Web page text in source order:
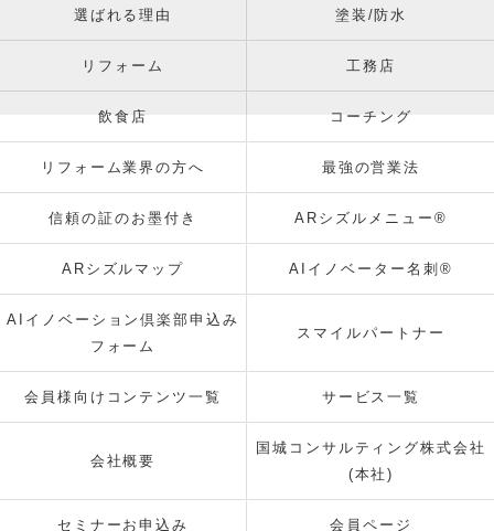
選ばれる理由 塗装/防水
リフォーム 工務店
飲食店 コーチング
リフォーム業界の方へ 最強の営業法
信頼の証のお墨付き ARシズルメニュー®
ARシズルマップ AIイノベーター名刺®
AIイノベーション倶楽部申込み
フォーム
スマイルパートナー
会員様向けコンテンツ一覧 サービス一覧
会社概要
国城コンサルティング株式会社
(本社)
セミナーお申込み 会員ページ